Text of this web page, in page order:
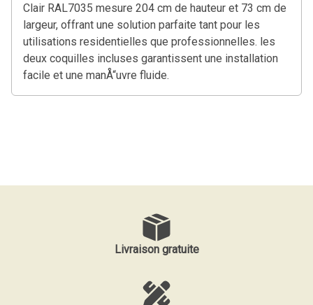
Clair RAL7035 mesure 204 cm de hauteur et 73 cm de
largeur, offrant une solution parfaite tant pour les
utilisations residentielles que professionnelles. les
deux coquilles incluses garantissent une installation
facile et une manÅ“uvre fluide.
Livraison gratuite